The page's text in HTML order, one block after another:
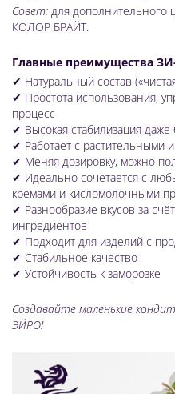
Совет: для дополнительного
КОЛОР БРАЙТ.
Главные преимущества
✔ Натуральный состав
✔ Простота использования,
процесс
✔ Высокая стабилизация даже
✔ Работает с растительными
✔ Меняя дозировку, можно
✔ Идеально сочетается с
кремами и кисломолочными
✔ Разнообразие вкусов за
ингредиентов
✔ Подходит для изделий с
✔ Стабильное качество
✔ Устойчивость к заморозке
Создавайте маленькие
ЭЙРО!